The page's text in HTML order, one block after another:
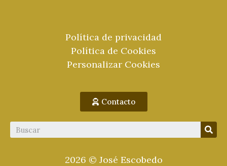
Política de privacidad
Política de Cookies
Personalizar Cookies
Contacto
2026 © José Escobedo